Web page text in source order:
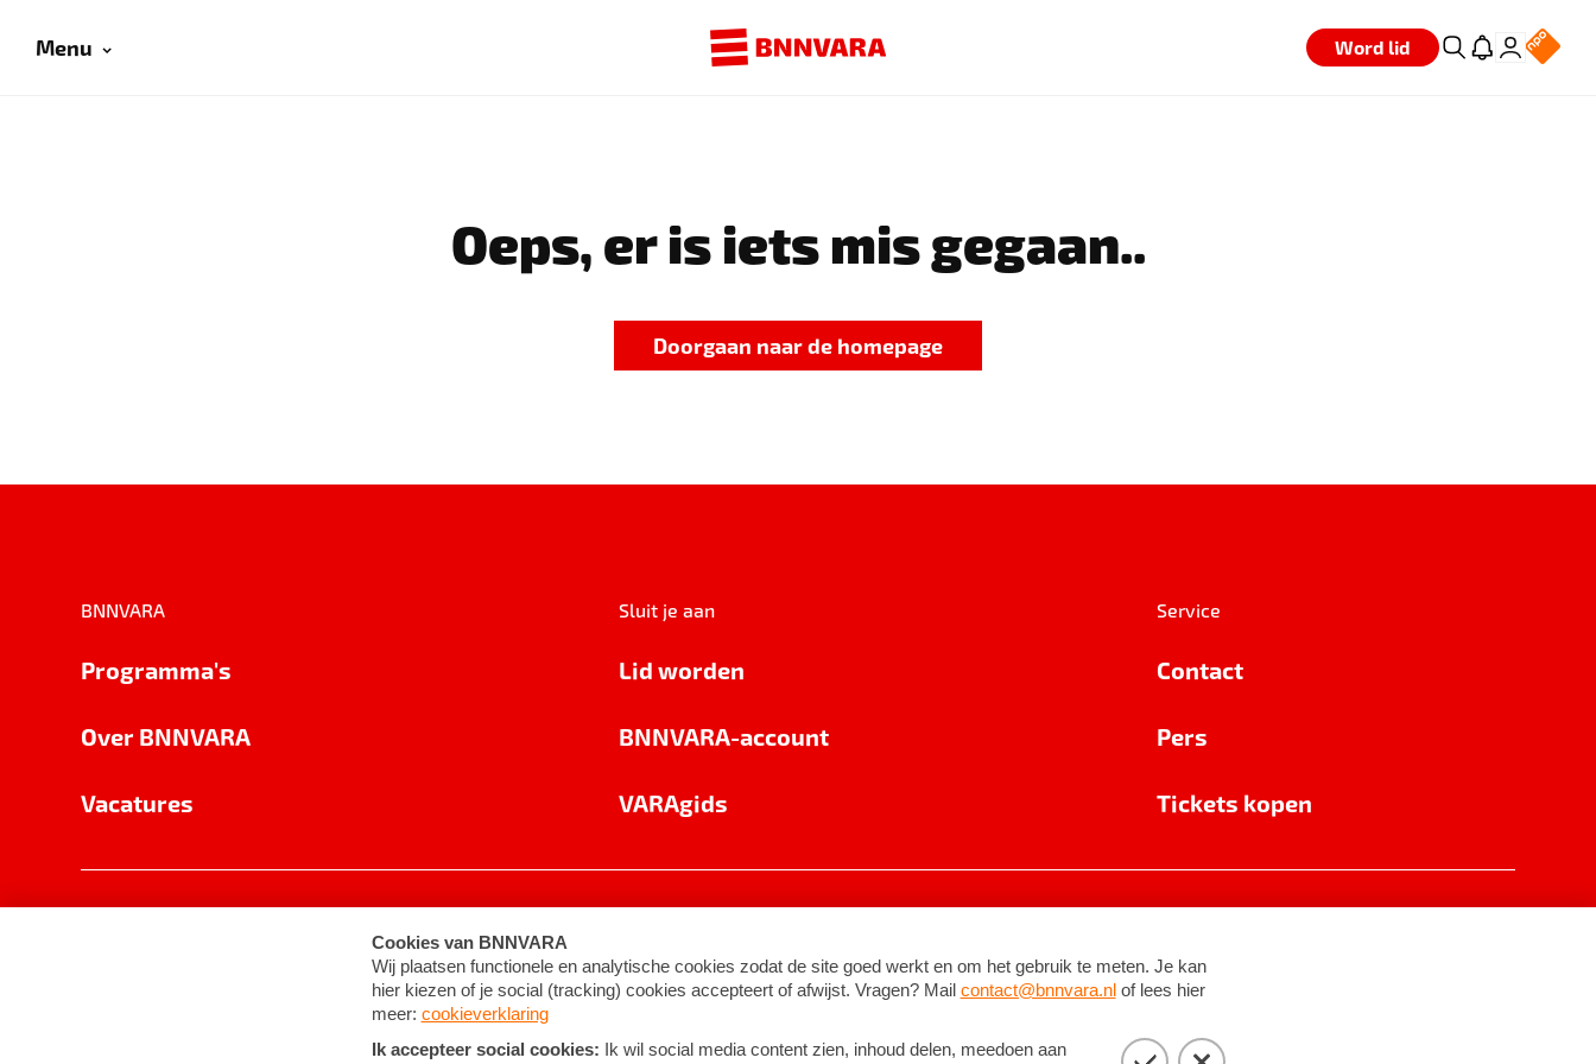
Menu Word lid
Oeps, er is iets mis gegaan..
Doorgaan naar de homepage
BNNVARA
Programma's
Over BNNVARA
Vacatures
Sluit je aan
Lid worden
BNNVARA-account
VARAgids
Service
Contact
Pers
Tickets kopen
Cookie-instellingen Algemene voorwaarden ©2026BNNVARA